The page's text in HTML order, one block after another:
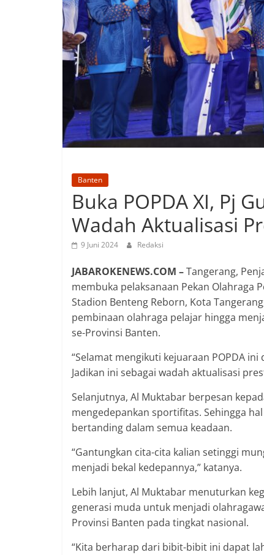
Banten
Buka POPDA XI, Pj
Wadah Aktualisasi
9 Juni 2024 Redaksi
JABAROKENEWS.COM –Tangerang,
membuka pelaksanaan Pekan Olahraga
Stadion Benteng Reborn, Kota
pembinaan olahraga pelajar hingga
se-Provinsi Banten.
“Selamat mengikuti kejuaraan POPDA
Jadikan ini sebagai wadah aktualisasi
Selanjutnya, Al Muktabar berpesan
mengedepankan sportifitas. Sehingga
bertanding dalam semua keadaan.
“Gantungkan cita-cita kalian setinggi
menjadi bekal kedepannya,” katanya.
Lebih lanjut, Al Muktabar menuturkan
generasi muda untuk menjadi
Provinsi Banten pada tingkat nasional.
“Kita berharap dari bibit-bibit ini dapat